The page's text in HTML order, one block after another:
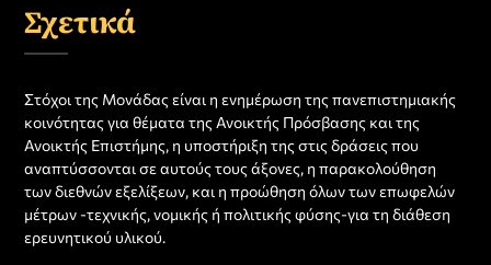
Σχετικά
Στόχοι της Μονάδας είναι η ενημέρωση της πανεπιστημιακής
κοινότητας για θέματα της Ανοικτής Πρόσβασης και της
Ανοικτής Επιστήμης, η υποστήριξη της στις δράσεις που
αναπτύσσονται σε αυτούς τους άξονες, η παρακολούθηση
των διεθνών εξελίξεων, και η προώθηση όλων των επωφελών
μέτρων -τεχνικής, νομικής ή πολιτικής φύσης-για τη διάθεση
ερευνητικού υλικού.